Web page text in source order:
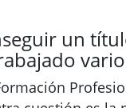
un